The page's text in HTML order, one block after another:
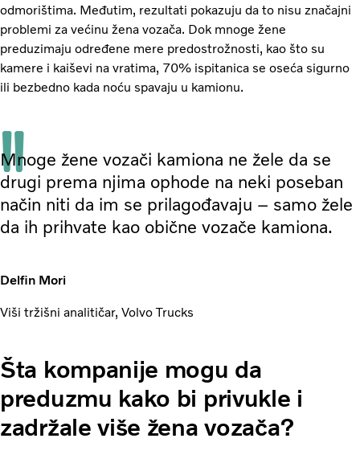
odmorištima. Međutim, rezultati pokazuju da to nisu značajni
problemi za većinu žena vozača. Dok mnoge žene
preduzimaju određene mere predostrožnosti, kao što su
kamere i kaiševi na vratima, 70% ispitanica se oseća sigurno
ili bezbedno kada noću spavaju u kamionu.
Mnoge žene vozači kamiona ne žele da se
drugi prema njima ophode na neki poseban
način niti da im se prilagođavaju – samo žele
da ih prihvate kao obične vozače kamiona.
Delfin Mori
Viši tržišni analitičar, Volvo Trucks
Šta kompanije mogu da
preduzmu kako bi privukle i
zadržale više žena vozača?